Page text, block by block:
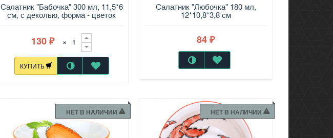
Салатник "Бабочка" 300 мл, 11,5*6
см, с деколью, форма - цветок
130₽ ×
КУПИТЬ
Салатник "Любочка" 180 мл,
12*10,8*3,8 см
84₽
НЕТ В НАЛИЧИИ НЕТ В НАЛИЧИИ